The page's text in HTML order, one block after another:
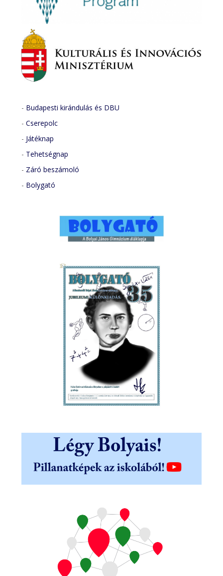
- Budapesti kirándulás és DBU
-Cserepolc
- Játéknap
- Tehetségnap
- Záró beszámoló
- Bolygató